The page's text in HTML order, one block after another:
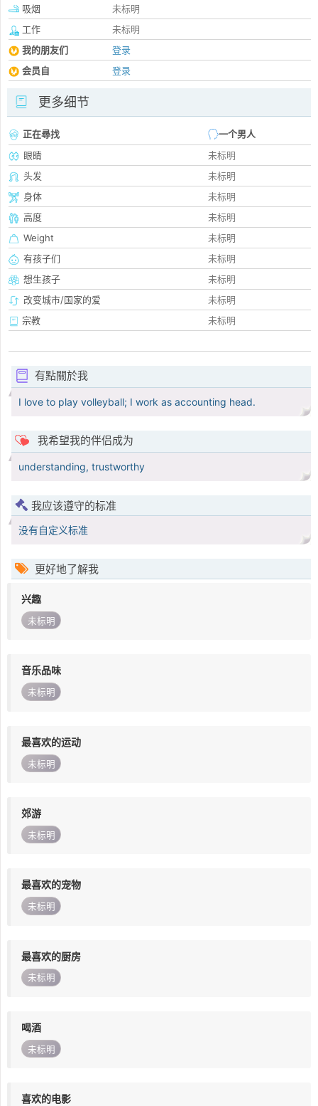
吸烟
未标明
工作
未标明
我的朋友们
登录
会员自
登录
更多细节
正在尋找
一个男人
眼睛
未标明
头发
未标明
身体
未标明
高度
未标明
Weight
未标明
有孩子们
未标明
想生孩子
未标明
改变城市/国家的爱
未标明
宗教
未标明
有點關於我
I love to play volleyball; I work as accounting head.
我希望我的伴侣成为
understanding, trustworthy
我应该遵守的标准
没有自定义标准
更好地了解我
兴趣
未标明
音乐品味
未标明
最喜欢的运动
未标明
郊游
未标明
最喜欢的宠物
未标明
最喜欢的厨房
未标明
喝酒
未标明
喜欢的电影